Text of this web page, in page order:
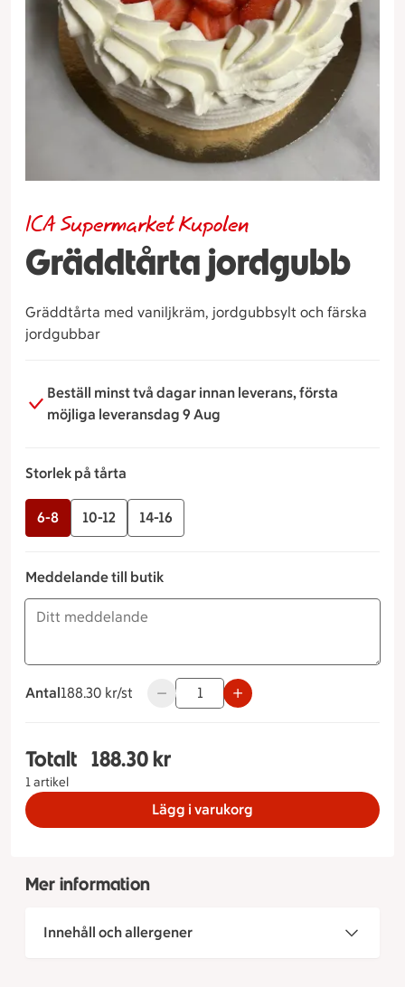
Gräddtårta jordgubb
ICA Supermarket Kupolen
Gräddtårta med vaniljkräm, jordgubbsylt och färska
jordgubbar
Beställ minst två dagar innan leverans, första
möjliga leveransdag 9 Aug
Storlek på tårta
6-8 10-12 14-16
Meddelande till butik
Antal
188.30 kronor styck
188.30 kr/st Använd knapparna för att minska
Totalt
1 artikel
Totalt 1 stycken Gräddtårta jordgubb Storlek
188.30 kr
Lägg i varukorg
Mer information
Innehåll och allergener